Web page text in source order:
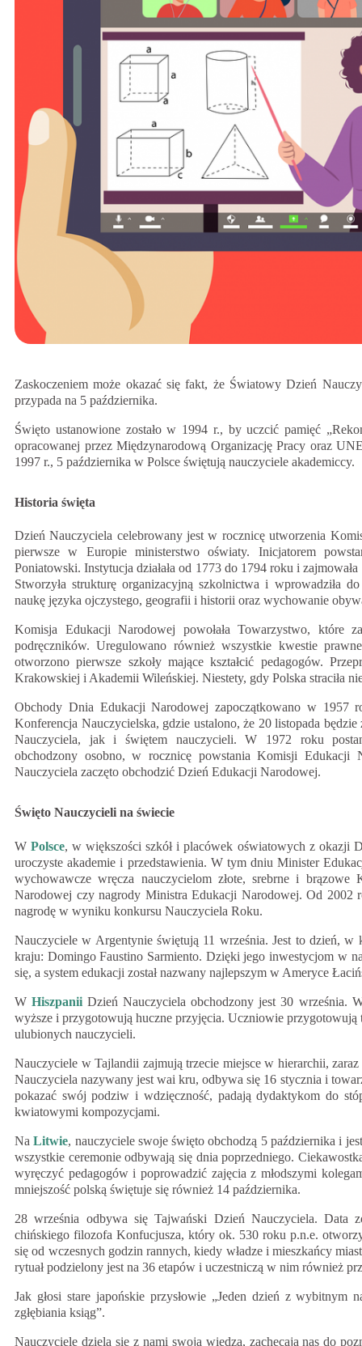
Zaskoczeniem może okazać się fakt, że Światowy Dzień
przypada na 5 października.
Święto ustanowione zostało w 1994 r., by uczcić pamięć
opracowanej przez Międzynarodową Organizację Pracy oraz
1997 r., 5 października w Polsce świętują nauczyciele akademiccy.
Historia święta
Dzień Nauczyciela celebrowany jest w rocznicę utworzenia
pierwsze w Europie ministerstwo oświaty. Inicjatorem
Poniatowski. Instytucja działała od 1773 do 1794 roku i
Stworzyła strukturę organizacyjną szkolnictwa i wprowadziła
naukę języka ojczystego, geografii i historii oraz wychowanie
Komisja Edukacji Narodowej powołała Towarzystwo, które
podręczników. Uregulowano również wszystkie kwestie
otworzono pierwsze szkoły mające kształcić pedagogów.
Krakowskiej i Akademii Wileńskiej. Niestety, gdy Polska straciła
Obchody Dnia Edukacji Narodowej zapoczątkowano w 1957
Konferencja Nauczycielska, gdzie ustalono, że 20 listopada
Nauczyciela, jak i świętem nauczycieli. W 1972 roku
obchodzony osobno, w rocznicę powstania Komisji
Nauczyciela zaczęto obchodzić Dzień Edukacji Narodowej.
Święto Nauczycieli na świecie
WPolsce, w większości szkół i placówek oświatowych z okazji
uroczyste akademie i przedstawienia. W tym dniu Minister
wychowawcze wręcza nauczycielom złote, srebrne i brązowe
Narodowej czy nagrody Ministra Edukacji Narodowej. Od 2002
nagrodę w wyniku konkursu Nauczyciela Roku.
Nauczyciele w Argentynie świętują 11 września. Jest to dzień, w
kraju: Domingo Faustino Sarmiento. Dzięki jego inwestycjom w
się, a system edukacji został nazwany najlepszym w Ameryce
WHiszpanii Dzień Nauczyciela obchodzony jest 30 września.
wyższe i przygotowują huczne przyjęcia. Uczniowie
ulubionych nauczycieli.
Nauczyciele w Tajlandii zajmują trzecie miejsce w hierarchii,
Nauczyciela nazywany jest wai kru, odbywa się 16 stycznia i
pokazać swój podziw i wdzięczność, padają dydaktykom do
kwiatowymi kompozycjami.
NaLitwie, nauczyciele swoje święto obchodzą 5 października i
wszystkie ceremonie odbywają się dnia poprzedniego.
wyręczyć pedagogów i poprowadzić zajęcia z młodszymi
mniejszość polską świętuje się również 14 października.
28 września odbywa się Tajwański Dzień Nauczyciela. Data
chińskiego filozofa Konfucjusza, który ok. 530 roku p.n.e.
się od wczesnych godzin rannych, kiedy władze i mieszkańcy
rytuał podzielony jest na 36 etapów i uczestniczą w nim również
Jak głosi stare japońskie przysłowie „Jeden dzień z wybitnym
zgłębiania ksiąg”.
Nauczyciele dzielą się z nami swoją wiedzą, zachęcają nas do